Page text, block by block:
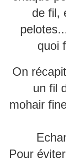
de fil,
quoi
On
un fil
mohair
Pour